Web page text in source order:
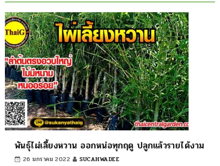
พันธุ์ไผ่เลี้ยงหวาน ออกหน่อทุกฤดู ปลูกแล้วรายได้งาม
26 มกราคม 2022 SUCAHWADEE